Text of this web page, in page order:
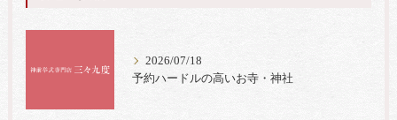
2026/07/18
予約ハードルの高いお寺・神社